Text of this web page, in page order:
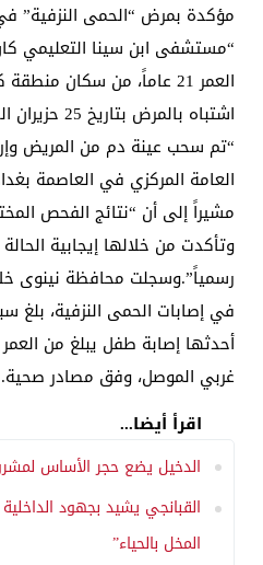
مؤكدة بمرض “الحمى النزفية”
“مستشفى ابن سينا التعليمي
العمر 21 عاماً، من سكان
اشتباه
“تم سحب عينة دم من المريض
العامة المركزي في العاصمة
مشيراً إلى أن “نتائج الفحص
وتأكدت من خلالها إيجابية
رسمياً”.وسجلت محافظة نينوى
في إصابات الحمى النزفية، بلغ
غربي الموصل، وفق مصادر صحية.
اقرأ أيضا...
الدخيل يضع حجر الأساس لمشروع مجسر
القبانجي يشيد بجهود
المخل بالحياء”